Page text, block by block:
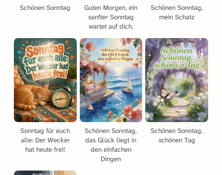
Schönen Sonntag
Guten Morgen, ein
sanfter Sonntag
wartet auf dich.
Schönen Sonntag,
mein Schatz
Sonntag für euch
alle: Der Wecker
hat heute frei!
Schönen Sonntag,
das Glück liegt in
den einfachen
Dingen
Schönen Sonntag,
schönen Tag